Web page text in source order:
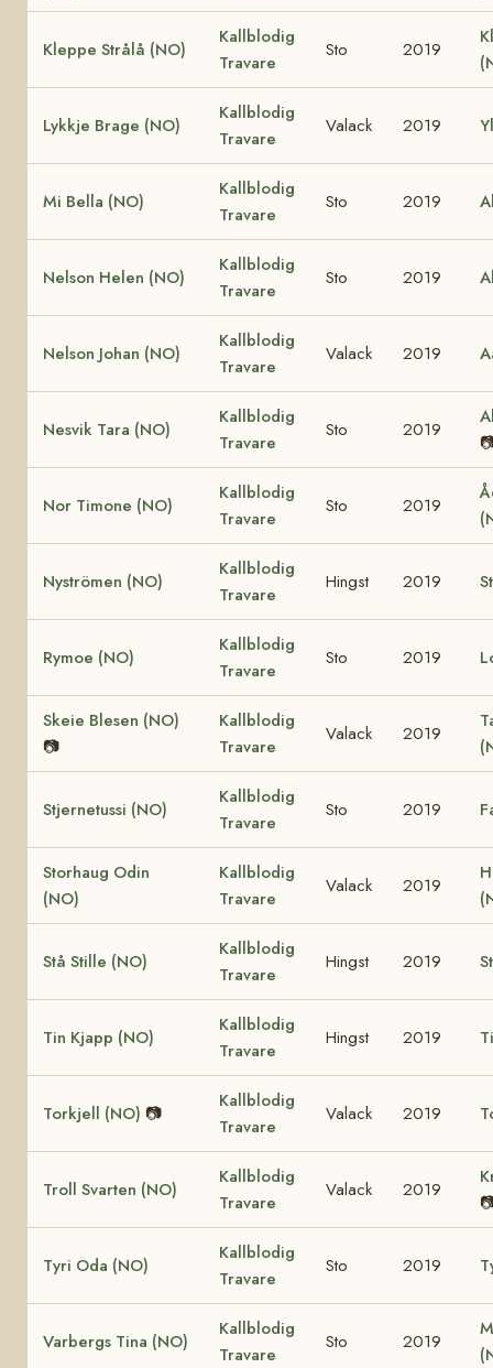
Kleppe Strålå (NO)
Kallblodig
Travare
Sto 2019
Lykkje Brage (NO)
Kallblodig
Travare
Valack 2019
Mi Bella (NO)
Kallblodig
Travare
Sto 2019
Nelson Helen (NO)
Kallblodig
Travare
Sto 2019
Nelson Johan (NO)
Kallblodig
Travare
Valack 2019
Nesvik Tara (NO)
Kallblodig
Travare
Sto 2019
Nor Timone (NO)
Kallblodig
Travare
Sto 2019
Nyströmen (NO)
Kallblodig
Travare
Hingst 2019
Rymoe (NO)
Kallblodig
Travare
Sto 2019
Skeie Blesen (NO)
📷
Kallblodig
Travare
Valack 2019
Stjernetussi (NO)
Kallblodig
Travare
Sto 2019
Storhaug Odin
(NO)
Kallblodig
Travare
Valack 2019
Stå Stille (NO)
Kallblodig
Travare
Hingst 2019
Tin Kjapp (NO)
Kallblodig
Travare
Hingst 2019
Torkjell (NO) 📷
Kallblodig
Travare
Valack 2019
Troll Svarten (NO)
Kallblodig
Travare
Valack 2019
Tyri Oda (NO)
Kallblodig
Travare
Sto 2019
Varbergs Tina (NO)
Kallblodig
Travare
Sto 2019